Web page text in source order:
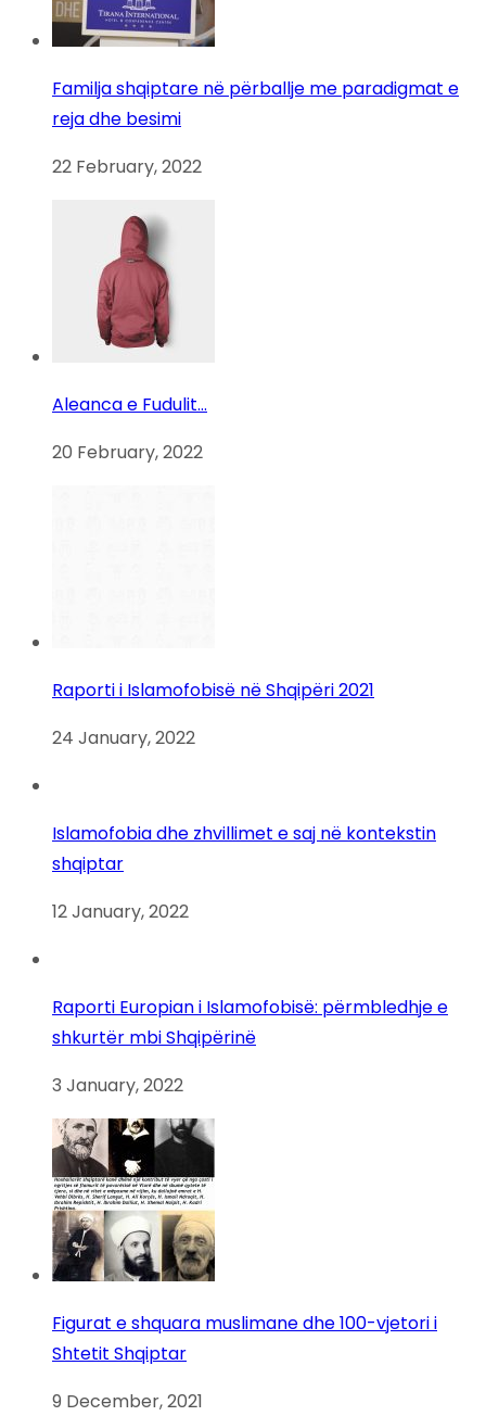
Familja shqiptare në përballje me paradigmat e
reja dhe besimi
22 February, 2022
Aleanca e Fudulit…
20 February, 2022
Raporti i Islamofobisë në Shqipëri 2021
24 January, 2022
Islamofobia dhe zhvillimet e saj në kontekstin
shqiptar
12 January, 2022
Raporti Europian i Islamofobisë: përmbledhje e
shkurtër mbi Shqipërinë
3 January, 2022
Figurat e shquara muslimane dhe 100-vjetori i
Shtetit Shqiptar
9 December, 2021